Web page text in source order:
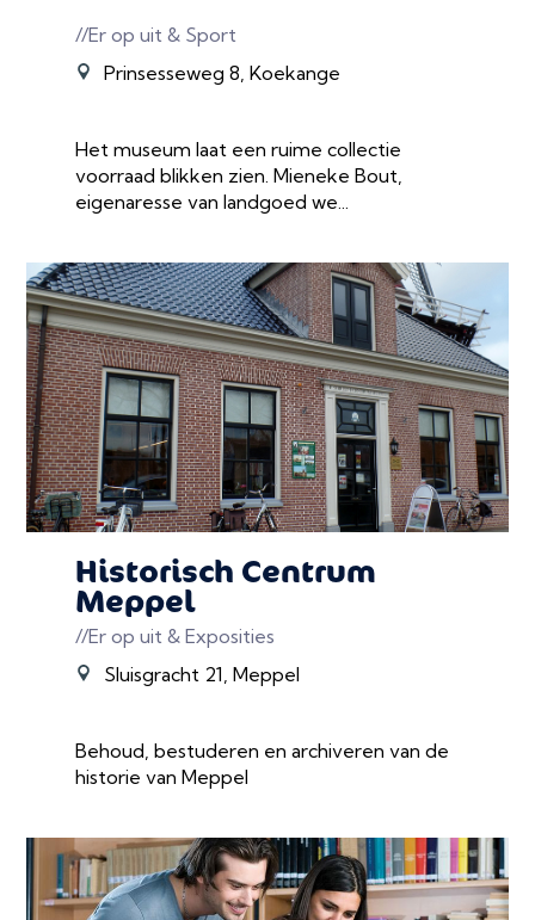
//Er op uit & Sport
Prinsesseweg 8, Koekange
Het museum laat een ruime collectie
voorraad blikken zien. Mieneke Bout,
eigenaresse van landgoed we...
Historisch Centrum
Meppel
//Er op uit & Exposities
Sluisgracht 21, Meppel
Behoud, bestuderen en archiveren van de
historie van Meppel